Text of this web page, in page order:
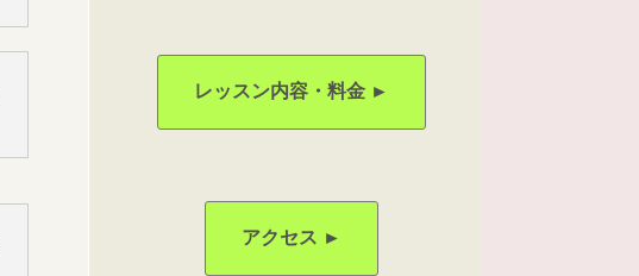
レッスン内容・料金 ►
アクセス ►